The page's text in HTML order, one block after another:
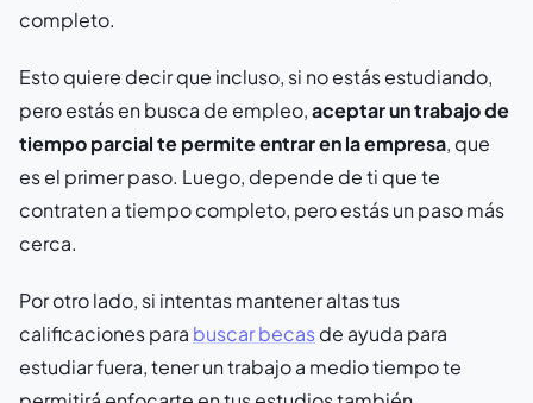
completo.
Esto quiere decir que incluso, si no estás estudiando,
pero estás en busca de empleo,aceptar un trabajo de
tiempo parcial te permite entrar en la empresa, que
es el primer paso. Luego, depende de ti que te
contraten a tiempo completo, pero estás un paso más
cerca.
Por otro lado, si intentas mantener altas tus
calificaciones para buscar becasde ayuda para
estudiar fuera, tener un trabajo a medio tiempo te